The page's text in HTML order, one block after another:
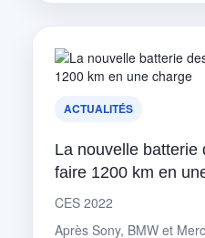
ACTUALITÉS
La nouvelle batterie
faire 1200 km en
CES 2022
Après Sony, BMW et